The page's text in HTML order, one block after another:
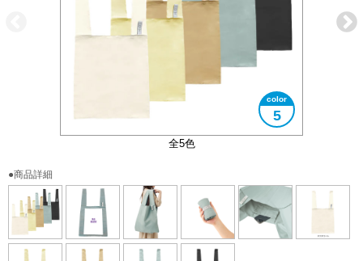
全5色
5
B4サイズ対応
大きさイメージ
コンパクトに折りたたむことができます
内ポケット付き
●商品詳細